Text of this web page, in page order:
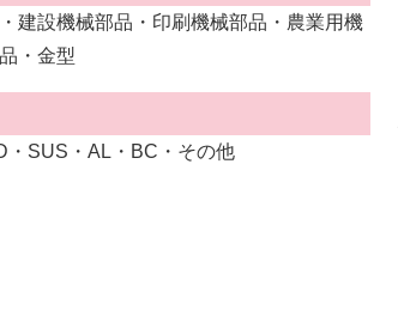
建設機械部品・印刷機械部品・農業用機
・金型
・SUS・AL・BC・その他